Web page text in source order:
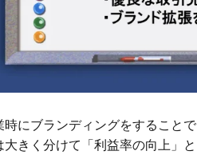
時にブランディングをすること
大きく分けて「利益率の向上」